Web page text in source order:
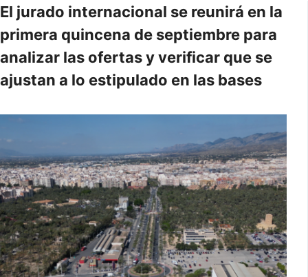
El jurado internacional se reunirá en la
primera quincena de septiembre para
analizar las ofertas y verificar que se
ajustan a lo estipulado en las bases